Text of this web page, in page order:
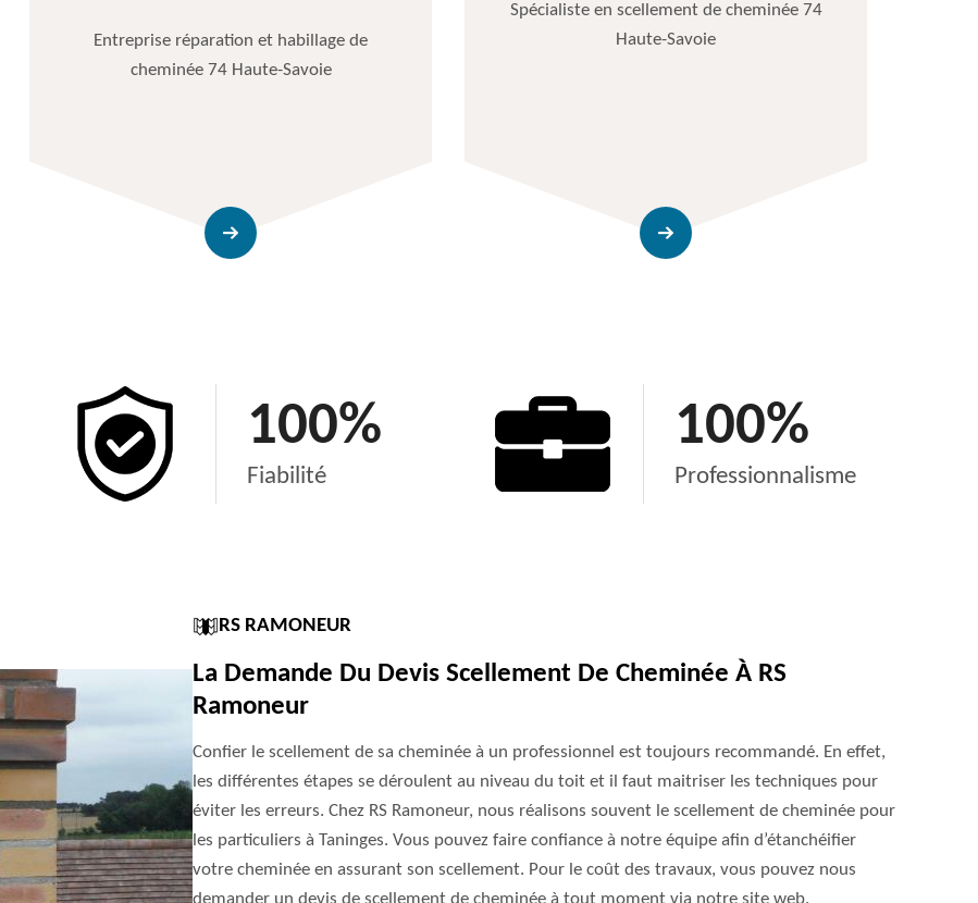
Entreprise réparation et habillage de
cheminée 74 Haute-Savoie
Spécialiste en scellement de cheminée 74
Haute-Savoie
100%
Fiabilité
100%
Professionnalisme
RS RAMONEUR
La Demande Du Devis Scellement De Cheminée À RS
Ramoneur
Confier le scellement de sa cheminée à un professionnel est toujours recommandé. En effet,
les différentes étapes se déroulent au niveau du toit et il faut maitriser les techniques pour
éviter les erreurs. Chez RS Ramoneur, nous réalisons souvent le scellement de cheminée pour
les particuliers à Taninges. Vous pouvez faire confiance à notre équipe afin d’étanchéifier
votre cheminée en assurant son scellement. Pour le coût des travaux, vous pouvez nous
demander un devis de scellement de cheminée à tout moment via notre site web.